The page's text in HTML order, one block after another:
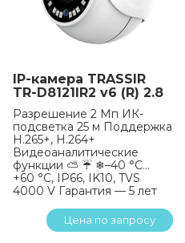
IP-камера TRASSIR
TR-D8121IR2 v6 (R) 2.8
Разрешение 2 Мп ИК-
подсветка 25 м Поддержка
H.265+, H.264+
Видеоаналитические
функции ⛅ ☔ ❄–40 °C…
+60 °C, IP66, IK10, TVS
4000 V Гарантия — 5 лет
Цена по запросу